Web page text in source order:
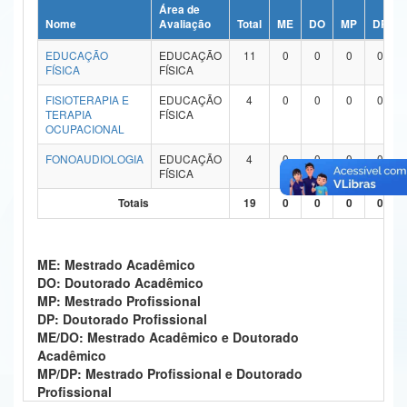
Ministério da Ciência, Tecnologia, Inovações e Comunicações
Ministério do Meio Ambiente
Ministério do Turismo
Ministério do Desenvolvimento Regional
Controladoria-Geral da União
Ministério da Mulher, da Família e dos Direitos Humanos
Secretaria de Governo
Gabinete de Segurança Institucional
Advocacia-Geral da União
Banco Central do Brasil
Nome
Área de
Avaliação
Total ME DO MP DP
EDUCAÇÃO
FÍSICA
EDUCAÇÃO
FÍSICA
11 0 0 0 0
FISIOTERAPIA E
TERAPIA
OCUPACIONAL
EDUCAÇÃO
FÍSICA
4 0 0 0 0
FONOAUDIOLOGIA
EDUCAÇÃO
FÍSICA
4 0 0 0 0
Totais 19 0 0 0 0
ME: Mestrado Acadêmico
DO: Doutorado Acadêmico
MP: Mestrado Profissional
DP: Doutorado Profissional
ME/DO: Mestrado Acadêmico e Doutorado
Acadêmico
MP/DP: Mestrado Profissional e Doutorado
Profissional